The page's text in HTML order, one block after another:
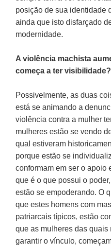
posição de sua identidade
ainda que isto disfarçado
modernidade.
A violência machista
começa a ter visibilidade?
Possivelmente, as duas
está se animando a
violência contra a mulher
mulheres estão se vendo
qual estiveram
porque estão se
conformam em ser o apoio
que é o que possui o
estão se empoderando. O
que estes homens com
patriarcais típicos, estão
que as mulheres das
garantir o vínculo,